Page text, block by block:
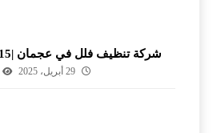
شركة تنظيف فلل في عجمان |0526402015| تعقيم
29 أبريل، 2025